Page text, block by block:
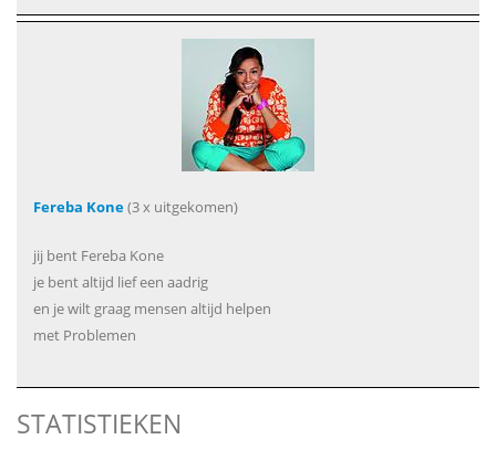
Fereba Kone(3 x uitgekomen)
jij bent Fereba Kone
je bent altijd lief een aadrig
en je wilt graag mensen altijd helpen
met Problemen
STATISTIEKEN